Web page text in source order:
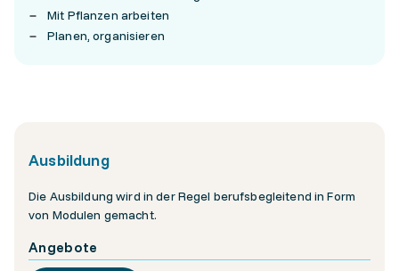
Mit Pflanzen arbeiten
Planen, organisieren
Ausbildung
Die Ausbildung wird in der Regel berufsbegleitend in Form
von Modulen gemacht.
Angebote